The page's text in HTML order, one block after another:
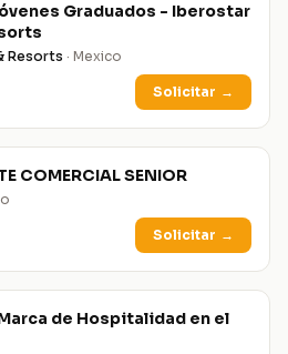
Graduados - Iberostar
Resorts · Mexico
Solicitar →
COMERCIAL SENIOR
Solicitar →
de Hospitalidad en el